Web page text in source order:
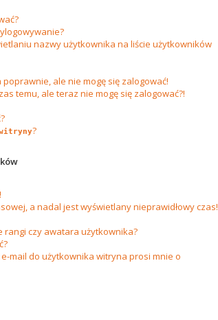
nazwy użytkownika na liście użytkowników
ale nie mogę się zalogować!
temu, ale teraz nie mogę się zalogować?!
?
a nadal jest wyświetlany nieprawidłowy czas!
rangi czy awatara użytkownika?
mail do użytkownika witryna prosi mnie o